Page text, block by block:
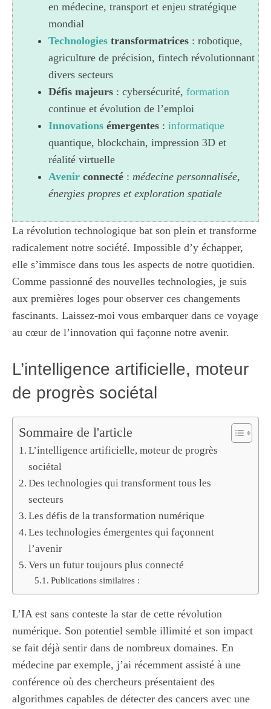
en médecine, transport et enjeu stratégique
mondial
Technologies transformatrices : robotique,
agriculture de précision, fintech révolutionnant
divers secteurs
Défis majeurs : cybersécurité, formation
continue et évolution de l’emploi
Innovations émergentes : informatique
quantique, blockchain, impression 3D et
réalité virtuelle
Avenir connecté : médecine personnalisée,
énergies propres et exploration spatiale
La révolution technologique bat son plein et transforme
radicalement notre société. Impossible d’y échapper,
elle s’immisce dans tous les aspects de notre quotidien.
Comme passionné des nouvelles technologies, je suis
aux premières loges pour observer ces changements
fascinants. Laissez-moi vous embarquer dans ce voyage
au cœur de l’innovation qui façonne notre avenir.
L’intelligence artificielle, moteur
de progrès sociétal
Sommaire de l'article
L’intelligence artificielle, moteur de progrès
sociétal
Des technologies qui transforment tous les
secteurs
Les défis de la transformation numérique
Les technologies émergentes qui façonnent
l’avenir
Vers un futur toujours plus connecté
Publications similaires :
L’IA est sans conteste la star de cette révolution
numérique. Son potentiel semble illimité et son impact
se fait déjà sentir dans de nombreux domaines. En
médecine par exemple, j’ai récemment assisté à une
conférence où des chercheurs présentaient des
algorithmes capables de détecter des cancers avec une